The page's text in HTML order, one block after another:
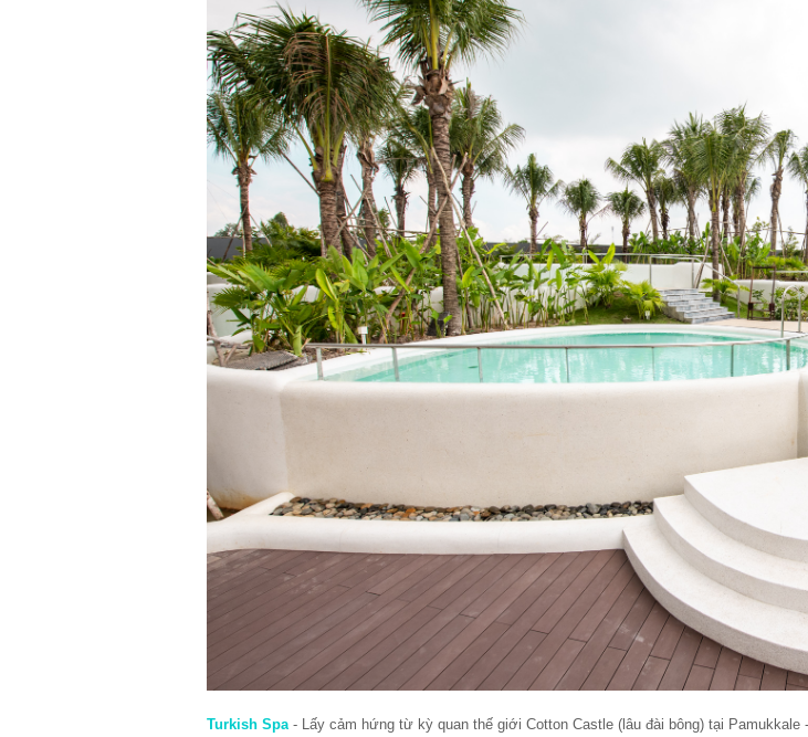
Turkish Spa - Lấy cảm hứng từ kỳ quan thế giới Cotton Castle (lâu đài bông) tại